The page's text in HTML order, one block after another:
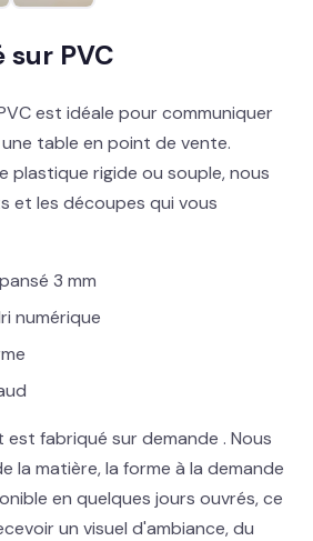
gratuit →
sur PVC
est idéale pour communiquer
table en point de vente.
plastique rigide ou souple, nous
et les découpes qui vous
3 mm
numérique
fabriqué sur demande . Nous
la matière, la forme à la demande
en quelques jours ouvrés, ce
un visuel d'ambiance, du